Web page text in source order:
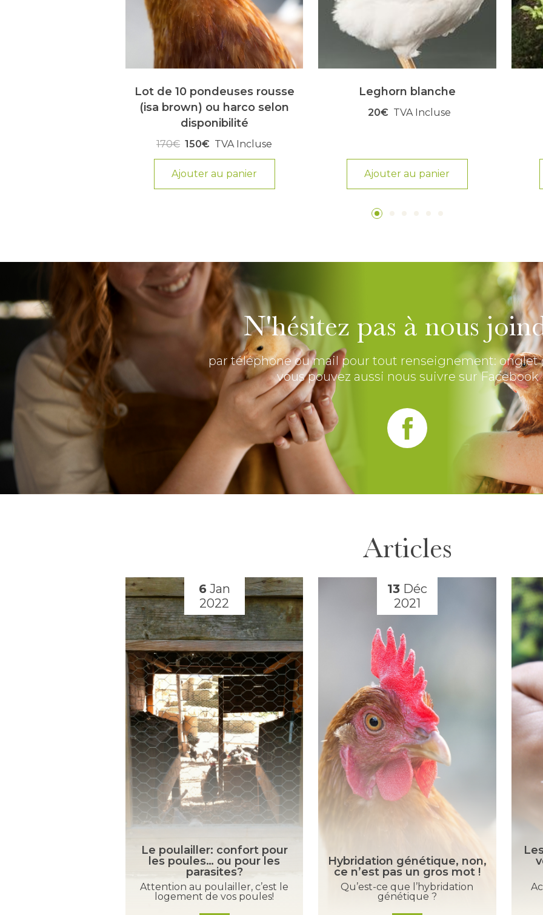
Lot de 10 pondeuses rousse
(isa brown) ou harco selon
disponibilité
170€ 150€ TVA Incluse
Ajouter au panier
Leghorn blanche
20€ TVA Incluse
Ajouter au panier
N'hésitez pas à nous
par téléphone ou mail pour tout renseignement: onglet
vous pouvez aussi nous suivre sur Facebook
Articles
6 Jan
2022
Le poulailler: confort pour
les poules… ou pour les
parasites?
Attention au poulailler, c’est le
logement de vos poules!
13 Déc
2021
Hybridation génétique, non,
ce n’est pas un gros mot !
Qu’est-ce que l’hybridation
génétique ?